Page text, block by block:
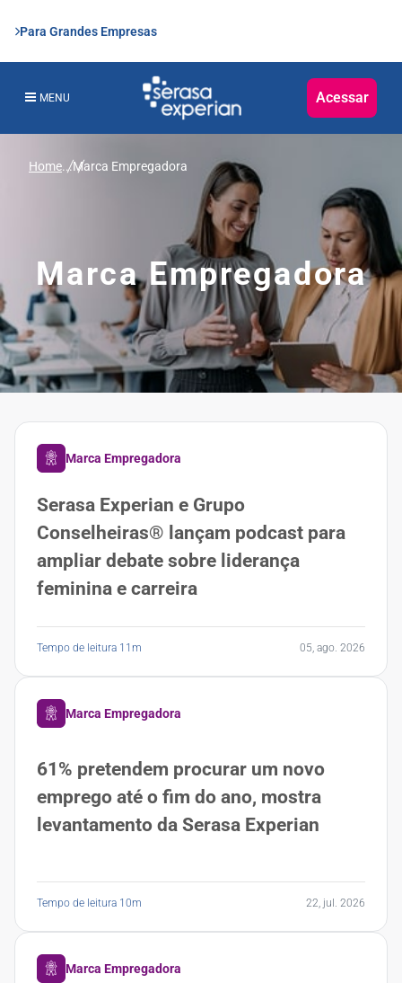
Para Grandes Empresas
MENU Acessar
Home...Marca Empregadora
Marca Empregadora
Marca Empregadora
Serasa Experian e Grupo
Conselheiras® lançam podcast para
ampliar debate sobre liderança
feminina e carreira
Tempo de leitura 11m 05, ago. 2026
Marca Empregadora
61% pretendem procurar um novo
emprego até o fim do ano, mostra
levantamento da Serasa Experian
Tempo de leitura 10m 22, jul. 2026
Marca Empregadora